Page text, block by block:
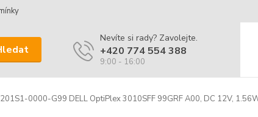
Nevíte si rady? Zavolejte.
+420 774 554 388
9:00 - 16:00
0000-G99 DELL OptiPlex 3010SFF 99GRF A00, DC 12V,